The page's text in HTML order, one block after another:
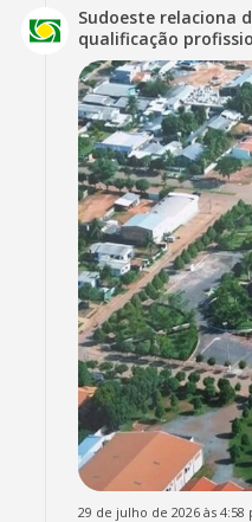
Sudoeste relaciona
qualificação
29 de julho de 2026 às 4:58